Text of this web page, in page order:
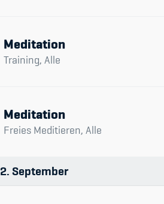
Meditation
Training, Alle
Meditation
Freies Meditieren, Alle
2 September